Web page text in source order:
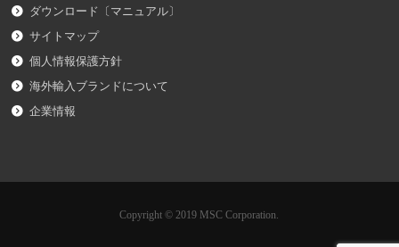
ダウンロード〔マニュアル〕
サイトマップ
個人情報保護方針
海外輸入ブランドについて
企業情報
Copyright © 2019 MSC Corporation.